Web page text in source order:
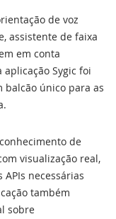
de voz
assistente de faixa
em conta
Sygic foi
único para as
de
visualização real,
necessárias
também
sobre